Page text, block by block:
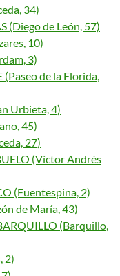
34)
(Diego de León, 57)
10)
3)
(Paseo de la Florida,
Urbieta, 4)
45)
27)
(Víctor Andrés
(Fuentespina, 2)
de María, 43)
(Barquillo,
2)